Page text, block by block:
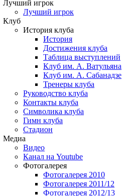
Лучший игрок
Лучший игрок
Клуб
История клуба
История
Достижения клуба
Таблица выступлений
Клуб им. А. Ватульяна
Клуб им. А. Сабанадзе
Тренеры клуба
Руководство клуба
Контакты клуба
Символика клуба
Гимн клуба
Стадион
Медиа
Видео
Канал на Youtube
Фотогалерея
Фотогалерея 2010
Фотогалерея 2011/12
Фотогалерея 2012/13